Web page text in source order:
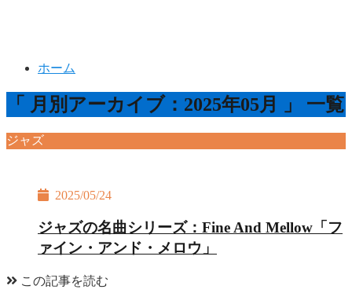
ホーム
「 月別アーカイブ：2025年05月 」 一覧
ジャズ
2025/05/24
ジャズの名曲シリーズ：Fine And Mellow「フ
ァイン・アンド・メロウ」
この記事を読む